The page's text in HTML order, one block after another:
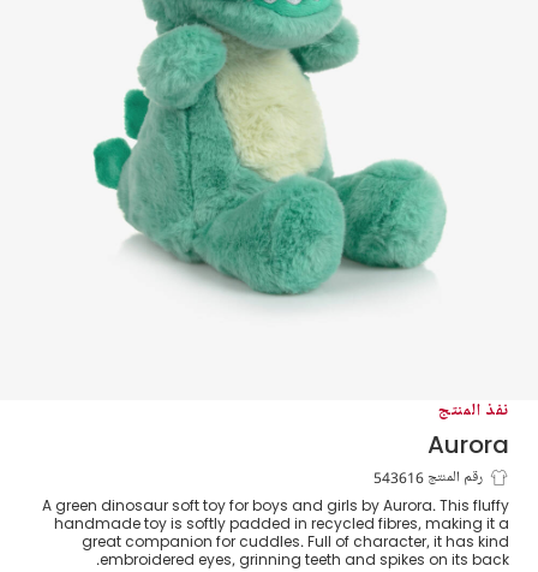
نفذ المنتج
Aurora
لعبة طريّة ديناصور لون أخضر (24 سم)
رقم المنتج 543616
A green dinosaur soft toy for boys and girls by Aurora. This fluffy
handmade toy is softly padded in recycled fibres, making it a
great companion for cuddles. Full of character, it has kind
embroidered eyes, grinning teeth and spikes on its back.